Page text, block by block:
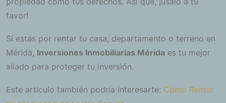
favor!
Si estás por rentar tu casa, departamento o terreno en
Mérida, Inversiones Inmobiliarias Mérida es tu mejor
aliado para proteger tu inversión.
Este articulo también podría interesarte: Cómo Rentar